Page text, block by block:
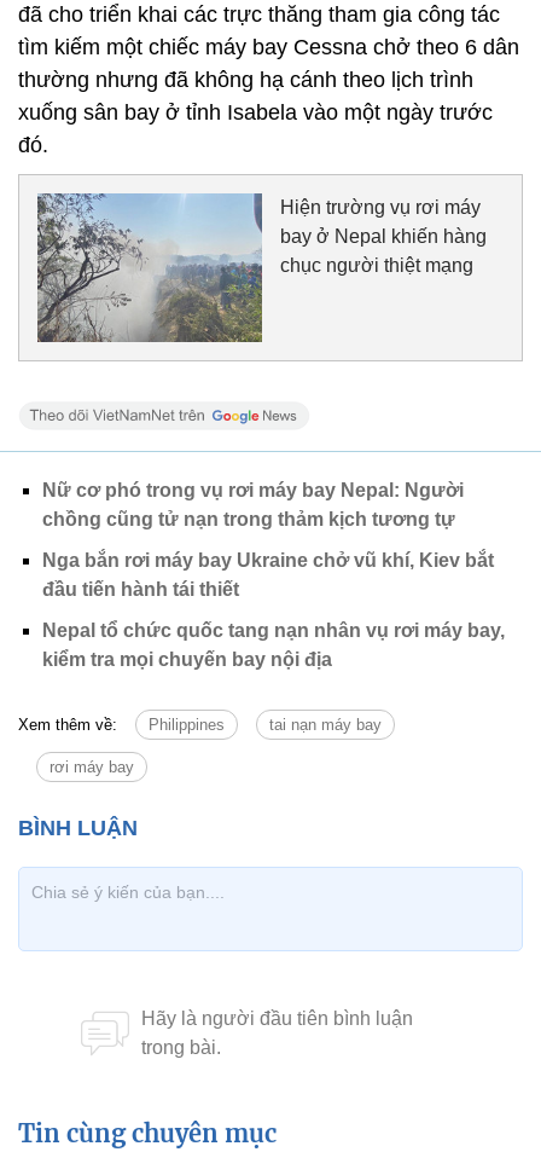
đã cho triển khai các trực thăng tham gia công tác
tìm kiếm một chiếc máy bay Cessna chở theo 6 dân
thường nhưng đã không hạ cánh theo lịch trình
xuống sân bay ở tỉnh Isabela vào một ngày trước
đó.
Hiện trường vụ rơi máy
bay ở Nepal khiến hàng
chục người thiệt mạng
Nữ cơ phó trong vụ rơi máy bay Nepal: Người
chồng cũng tử nạn trong thảm kịch tương tự
Nga bắn rơi máy bay Ukraine chở vũ khí, Kiev bắt
đầu tiến hành tái thiết
Nepal tổ chức quốc tang nạn nhân vụ rơi máy bay,
kiểm tra mọi chuyến bay nội địa
Xem thêm về: Philippines tai nạn máy bay
rơi máy bay
Tin cùng chuyên mục